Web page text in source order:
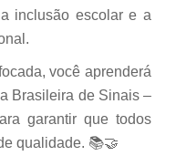
inclusão escolar e a
você aprenderá
Brasileira de Sinais –
garantir que todos
qualidade. 📚🤝